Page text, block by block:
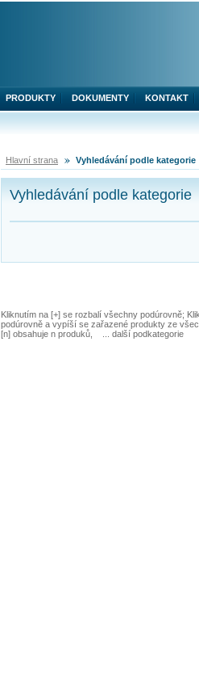
Hlavní strana Vyhledávání podle kategorie
Vyhledávání podle kategorie
Kliknutím na [+] se rozbalí všechny podúrovně;
podúrovně a vypíší se zařazené produkty ze
[n] obsahuje n produků, ... další podkategorie
PRODUKTY DOKUMENTY KONTAKT